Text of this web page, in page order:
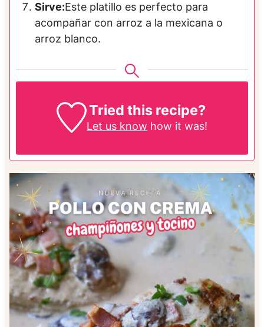
Sirve:Este platillo es perfecto para
acompañar con arroz a la mexicana o
arroz blanco.
Tried this recipe?
Let us know how it was!